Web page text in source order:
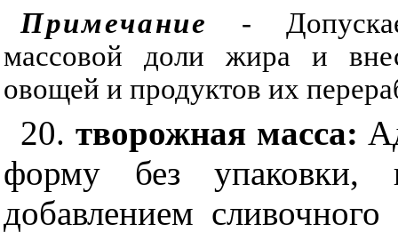
Примечание -
массовой доли жира и
овощей и продуктов их
20. творожная масса:
форму без упаковки,
добавлением